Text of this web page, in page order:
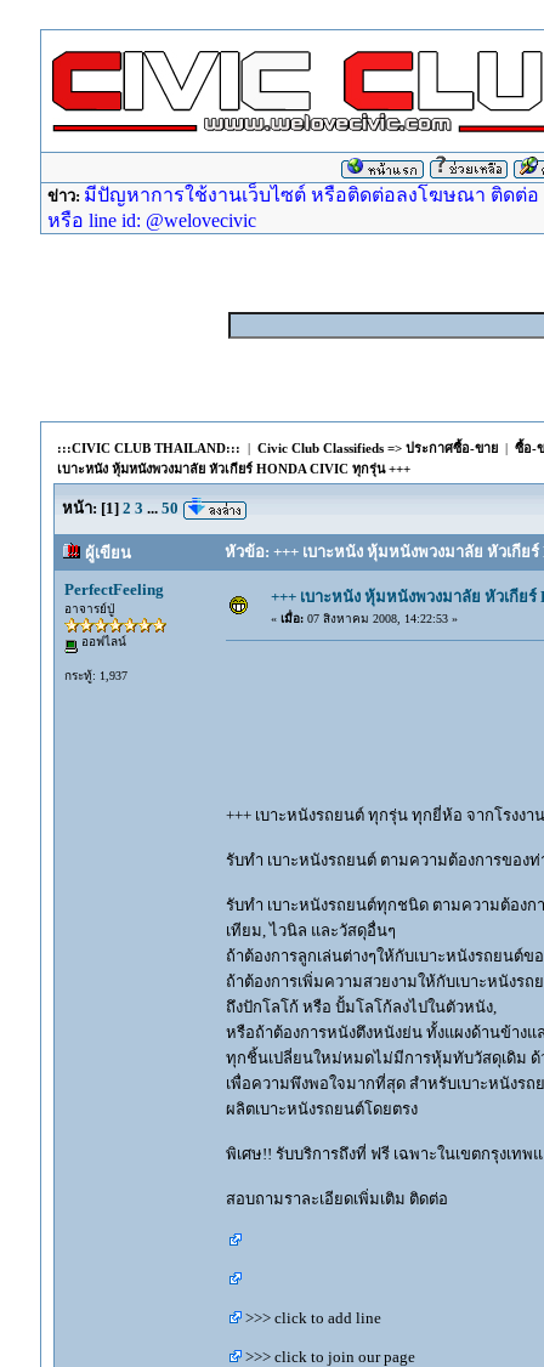
ข่าว: มีปัญหาการใช้งานเว็บไซต์ หรือติดต่อลงโฆษณา ติดต่อ
หรือ line id: @welovecivic
:::CIVIC CLUB THAILAND::: | Civic Club Classifieds => ประกาศซื้อ-ขาย| ซื้อ-
เบาะหนัง หุ้มหนังพวงมาลัย หัวเกียร์ HONDA CIVIC ทุกรุ่น +++
หน้า: [1] 2 3 ... 50
ผู้เขียน หัวข้อ: +++ เบาะหนัง หุ้มหนังพวงมาลัย หัวเกีย
PerfectFeeling
อาจารย์ปู่
ออฟไลน์
กระทู้: 1,937
+++ เบาะหนัง หุ้มหนังพวงมาลัย หัวเกียร์
« เมื่อ:07 สิงหาคม 2008, 14:22:53 »
+++ เบาะหนังรถยนต์ ทุกรุ่น ทุกยี่ห้อ จากโรงงา
รับทำ เบาะหนังรถยนต์ ตามความต้องการของ
รับทำ เบาะหนังรถยนต์ทุกชนิด ตามความต้องก
เทียม, ไวนิล และวัสดุอื่นๆ
ถ้าต้องการลูกเล่นต่างๆให้กับเบาะหนังรถยนต์
ถ้าต้องการเพิ่มความสวยงามให้กับเบาะหนังร
ถึงปักโลโก้ หรือ ปั้มโลโก้ลงไปในตัวหนัง,
หรือถ้าต้องการหนังตึงหนังย่น ทั้งแผงด้านข้าง
ทุกชิ้นเปลี่ยนใหม่หมดไม่มีการหุ้มทับวัสดุเดิม
เพื่อความพึงพอใจมากที่สุด สำหรับเบาะหนังรถ
ผลิตเบาะหนังรถยนต์โดยตรง
พิเศษ!! รับบริการถึงที่ ฟรี เฉพาะในเขตกรุงเท
สอบถามราละเอียดเพิ่มเติม ติดต่อ
>>> click to add line
>>> click to join our page